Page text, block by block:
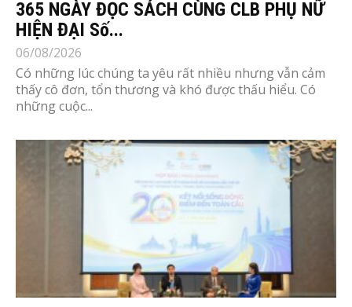
365 NGÀY ĐỌC SÁCH CÙNG CLB PHỤ NỮ
HIỆN ĐẠI Số...
06/08/2026
Có những lúc chúng ta yêu rất nhiều nhưng vẫn cảm
thấy cô đơn, tổn thương và khó được thấu hiểu. Có
những cuộc...